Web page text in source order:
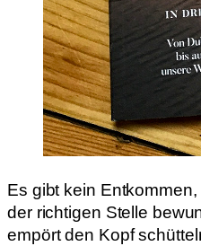
Es gibt kein
der richtigen Stelle
empört den Kopf